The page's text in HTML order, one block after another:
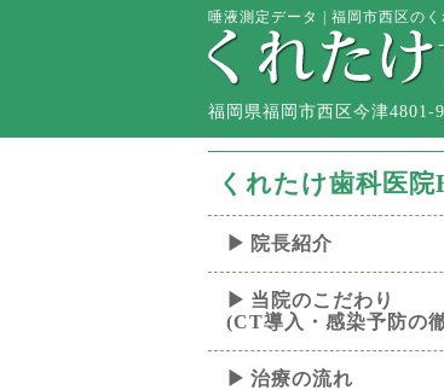
唾液測定データ | 福岡市西区の
福岡県福岡市西区今津4801-
くれたけ歯科医院
院長紹介
当院のこだわり
(CT導入・感染予防の
治療の流れ